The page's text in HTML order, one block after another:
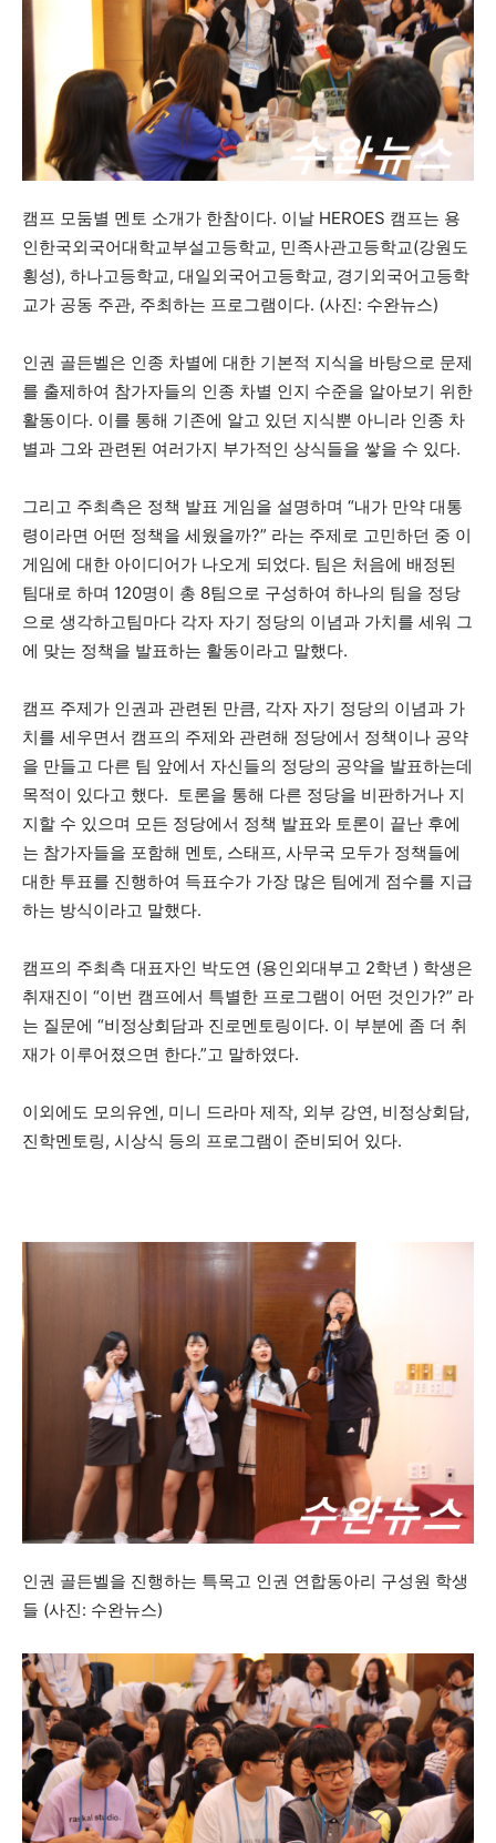
캠프 모둠별 멘토 소개가 한참이다. 이날 HEROES 캠프는 용
인한국외국어대학교부설고등학교, 민족사관고등학교(강원도
횡성), 하나고등학교, 대일외국어고등학교, 경기외국어고등학
교가 공동 주관, 주최하는 프로그램이다. (사진: 수완뉴스)
인권 골든벨은 인종 차별에 대한 기본적 지식을 바탕으로 문제
를 출제하여 참가자들의 인종 차별 인지 수준을 알아보기 위한
활동이다. 이를 통해 기존에 알고 있던 지식뿐 아니라 인종 차
별과 그와 관련된 여러가지 부가적인 상식들을 쌓을 수 있다.
그리고 주최측은 정책 발표 게임을 설명하며 “내가 만약 대통
령이라면 어떤 정책을 세웠을까?” 라는 주제로 고민하던 중 이
게임에 대한 아이디어가 나오게 되었다. 팀은 처음에 배정된
팀대로 하며 120명이 총 8팀으로 구성하여 하나의 팀을 정당
으로 생각하고팀마다 각자 자기 정당의 이념과 가치를 세워 그
에 맞는 정책을 발표하는 활동이라고 말했다.
캠프 주제가 인권과 관련된 만큼, 각자 자기 정당의 이념과 가
치를 세우면서 캠프의 주제와 관련해 정당에서 정책이나 공약
을 만들고 다른 팀 앞에서 자신들의 정당의 공약을 발표하는데
목적이 있다고 했다. 토론을 통해 다른 정당을 비판하거나 지
지할 수 있으며 모든 정당에서 정책 발표와 토론이 끝난 후에
는 참가자들을 포함해 멘토, 스태프, 사무국 모두가 정책들에
대한 투표를 진행하여 득표수가 가장 많은 팀에게 점수를 지급
하는 방식이라고 말했다.
캠프의 주최측 대표자인 박도연 (용인외대부고 2학년 ) 학생은
취재진이 “이번 캠프에서 특별한 프로그램이 어떤 것인가?” 라
는 질문에 “비정상회담과 진로멘토링이다. 이 부분에 좀 더 취
재가 이루어졌으면 한다.”고 말하였다.
이외에도 모의유엔, 미니 드라마 제작, 외부 강연, 비정상회담,
진학멘토링, 시상식 등의 프로그램이 준비되어 있다.
인권 골든벨을 진행하는 특목고 인권 연합동아리 구성원 학생
들 (사진: 수완뉴스)